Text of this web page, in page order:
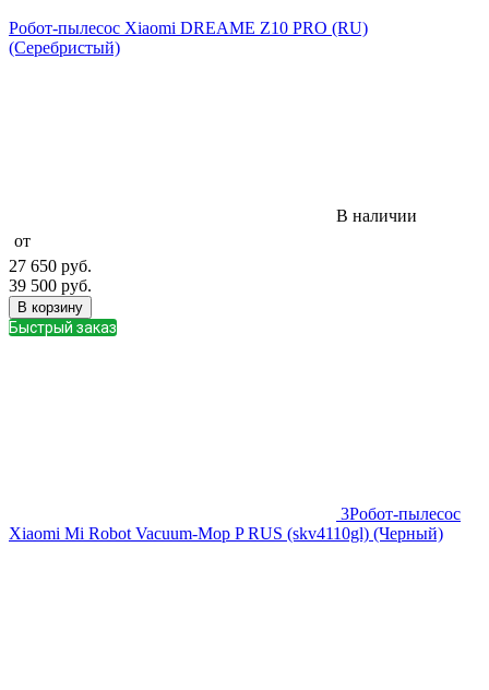
Робот-пылесос Xiaomi DREAME Z10 PRO (RU)
(Серебристый)
В наличии
от
27 650 руб.
39 500 руб.
В корзину
Быстрый заказ
3Робот-пылесос
Xiaomi Mi Robot Vacuum-Mop P RUS (skv4110gl) (Черный)